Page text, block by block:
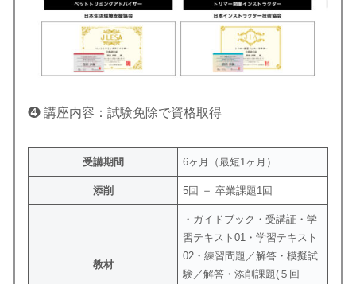
❹ 講座内容：試験免除で資格取得
受講期間 6ヶ月（最短1ヶ月）
添削 5回 ＋ 卒業課題1回
教材
・ガイドブック・受講証・学
習テキスト01・学習テキスト
02・練習問題／解答・模擬試
験／解答・添削課題(５回